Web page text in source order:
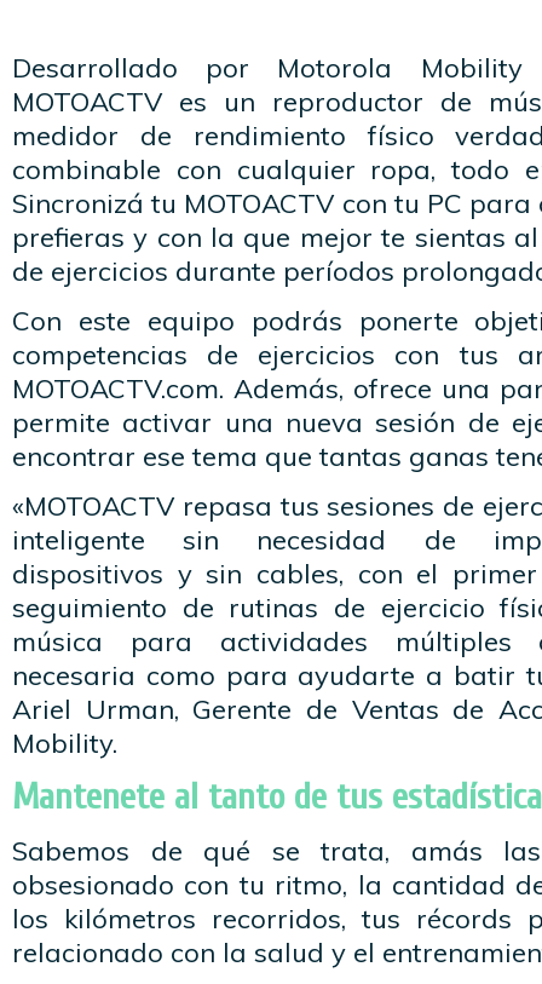
Desarrollado por Motorola
MOTOACTV es un reproductor de
medidor de rendimiento físico
combinable con cualquier ropa, todo
Sincronizá tu MOTOACTV con tu PC
prefieras y con la que mejor te sientas
de ejercicios durante períodos
Con este equipo podrás ponerte
competencias de ejercicios con tus
MOTOACTV.com. Además, ofrece una
permite activar una nueva sesión de
encontrar ese tema que tantas ganas
«MOTOACTV repasa tus sesiones de
inteligente sin necesidad de
dispositivos y sin cables, con el
seguimiento de rutinas de ejercicio
música para actividades múltiples
necesaria como para ayudarte a batir
Ariel Urman, Gerente de Ventas de
Mobility.
Mantenete al tanto de tus
Sabemos de qué se trata, amás las
obsesionado con tu ritmo, la cantidad
los kilómetros recorridos, tus récords
relacionado con la salud y el